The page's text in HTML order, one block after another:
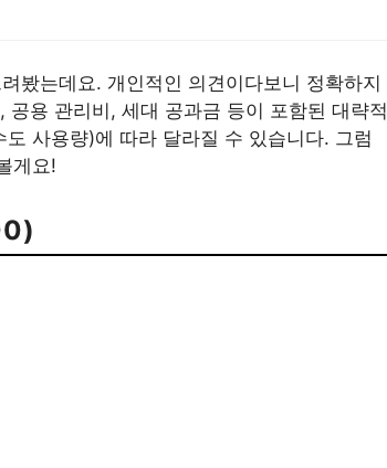
봤는데요. 개인적인 의견이다보니 정확하지
용 관리비, 세대 공과금 등이 포함된 대략적
사용량)에 따라 달라질 수 있습니다. 그럼
게요!